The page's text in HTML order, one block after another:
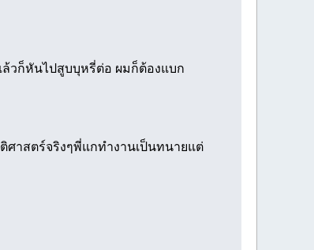
ล้วก็หันไปสูบบุหรี่ต่อ ผมก็ต้องแบก
ศาสตร์จริงๆพี่แกทำงานเป็นทนายแต่